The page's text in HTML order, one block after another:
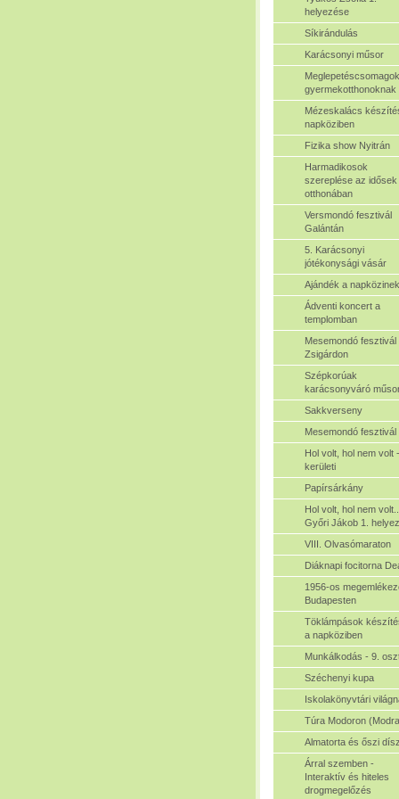
helyezése
Síkirándulás
Karácsonyi műsor
gyermekotthonoknak
Mézeskalács
napköziben
Fizika show Nyitrán
Harmadikosok
szereplése az idősek
otthonában
Versmondó fesztivál
Galántán
5. Karácsonyi
jótékonysági vásár
Ajándék a napközinek
Ádventi koncert a
templomban
Mesemondó fesztivál
Zsigárdon
Szépkorúak
karácsonyváró
Sakkverseny
Mesemondó fesztivál
Hol volt, hol nem volt -
kerületi
Papírsárkány
Hol volt, hol nem
Győri Jákob 1.
VIII. Olvasómaraton
Diáknapi focitorna
1956-os
Budapesten
Töklámpások
a napköziben
Munkálkodás - 9.
Széchenyi kupa
Iskolakönyvtári
Túra Modoron
Almatorta és őszi
Árral szemben -
Interaktív és hiteles
drogmegelőzés